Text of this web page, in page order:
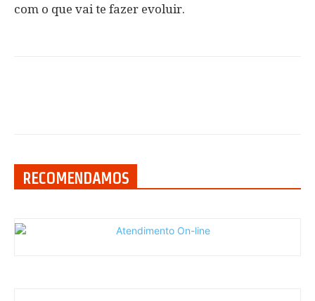
com o que vai te fazer evoluir.
RECOMENDAMOS